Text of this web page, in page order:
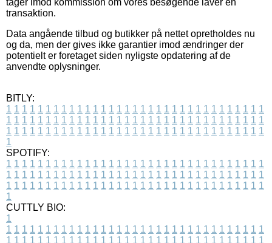
transaktion.
Data angående tilbud og butikker på nettet opretholdes nu
og da, men der gives ikke garantier imod ændringer der
potentielt er foretaget siden nyligste opdatering af de
anvendte oplysninger.
BITLY:
1 1 1 1 1 1 1 1 1 1 1 1 1 1 1 1 1 1 1 1 1 1 1 1 1 1 1 1 1 1 1 1 1
1 1 1 1 1 1 1 1 1 1 1 1 1 1 1 1 1 1 1 1 1 1 1 1 1 1 1 1 1 1 1 1 1
1 1 1 1 1 1 1 1 1 1 1 1 1 1 1 1 1 1 1 1 1 1 1 1 1 1 1 1 1 1 1 1 1
1
SPOTIFY:
1 1 1 1 1 1 1 1 1 1 1 1 1 1 1 1 1 1 1 1 1 1 1 1 1 1 1 1 1 1 1 1 1
1 1 1 1 1 1 1 1 1 1 1 1 1 1 1 1 1 1 1 1 1 1 1 1 1 1 1 1 1 1 1 1 1
1 1 1 1 1 1 1 1 1 1 1 1 1 1 1 1 1 1 1 1 1 1 1 1 1 1 1 1 1 1 1 1 1
1
CUTTLY BIO:
1
1 1 1 1 1 1 1 1 1 1 1 1 1 1 1 1 1 1 1 1 1 1 1 1 1 1 1 1 1 1 1 1 1
1 1 1 1 1 1 1 1 1 1 1 1 1 1 1 1 1 1 1 1 1 1 1 1 1 1 1 1 1 1 1 1 1